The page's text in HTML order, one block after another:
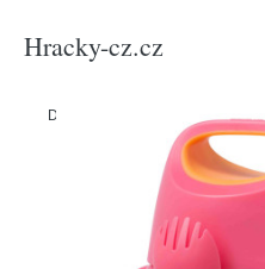
Hracky-cz.cz
Domů /Knihy/